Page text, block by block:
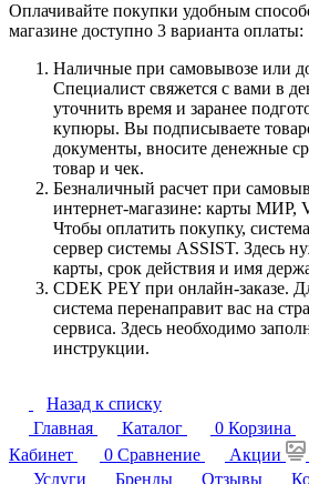
Оплачивайте покупки удобным
магазине доступно 3 варианта оплаты:
Наличные при самовывозе или
Специалист свяжется с вами в
уточнить время и заранее
купюры. Вы подписываете
документы, вносите денежные
товар и чек.
Безналичный расчет при
интернет-магазине: карты МИР,
Чтобы оплатить покупку,
сервер системы ASSIST. Здесь
карты, срок действия и имя
CDEK PEY при онлайн-заказе.
система перенаправит вас на
сервиса. Здесь необходимо
инструкции.
Назад к списку
Главная
Каталог 0 Корзина
Кабинет
0 Сравнение Акции
Услуги
Бренды Отзывы